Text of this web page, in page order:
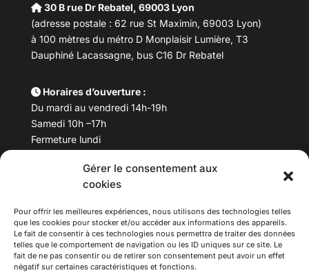
Gérer le consentement aux
cookies
Pour offrir les meilleures expériences, nous utilisons des technologies telles
que les cookies pour stocker et/ou accéder aux informations des appareils.
Le fait de consentir à ces technologies nous permettra de traiter des données
telles que le comportement de navigation ou les ID uniques sur ce site. Le
fait de ne pas consentir ou de retirer son consentement peut avoir un effet
négatif sur certaines caractéristiques et fonctions.
30 B rue Dr Rebatel, 69003 Lyon
(adresse postale : 62 rue St Maximin, 69003 Lyon)
à 100 mètres du métro D Monplaisir Lumière, T3
Dauphiné Lacassagne, bus C16 Dr Rebatel
Horaires d’ouverture :
Du mardi au vendredi 14h-19h
Samedi 10h –17h
Fermeture lundi
Téléphone : 04 78 53 06 40
maisondesculturesasiatiques@asiexpo.com